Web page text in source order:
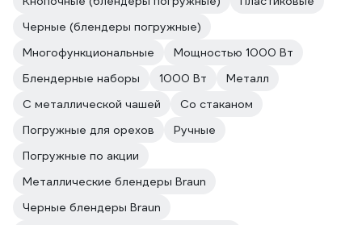
Черные (блендеры погружные)
Многофункциональные
Мощностью 1000 Вт
Блендерные наборы
1000 Вт
Металл
С металлической чашей
Со стаканом
Погружные для орехов
Ручные
Погружные по акции
Металлические блендеры Braun
Черные блендеры Braun